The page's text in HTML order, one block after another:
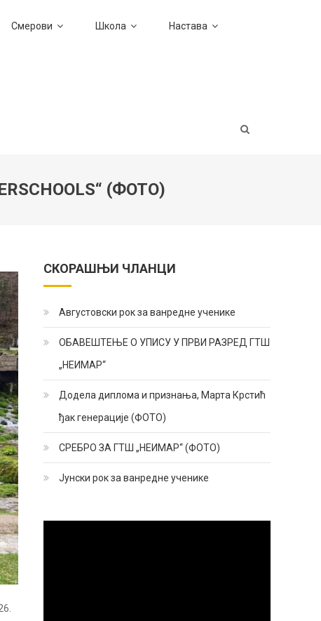
Смерови Школа Настава
(ФОТО)
СКОРАШЊИ ЧЛАНЦИ
Августовски рок за ванредне ученике
ОБАВЕШТЕЊЕ О УПИСУ У ПРВИ РАЗРЕД ГТШ
„НЕИМАР“
Додела диплома и признања, Марта Крстић
ђак генерације (ФОТО)
СРЕБРО ЗА ГТШ „НЕИМАР“ (ФОТО)
Јунски рок за ванредне ученике